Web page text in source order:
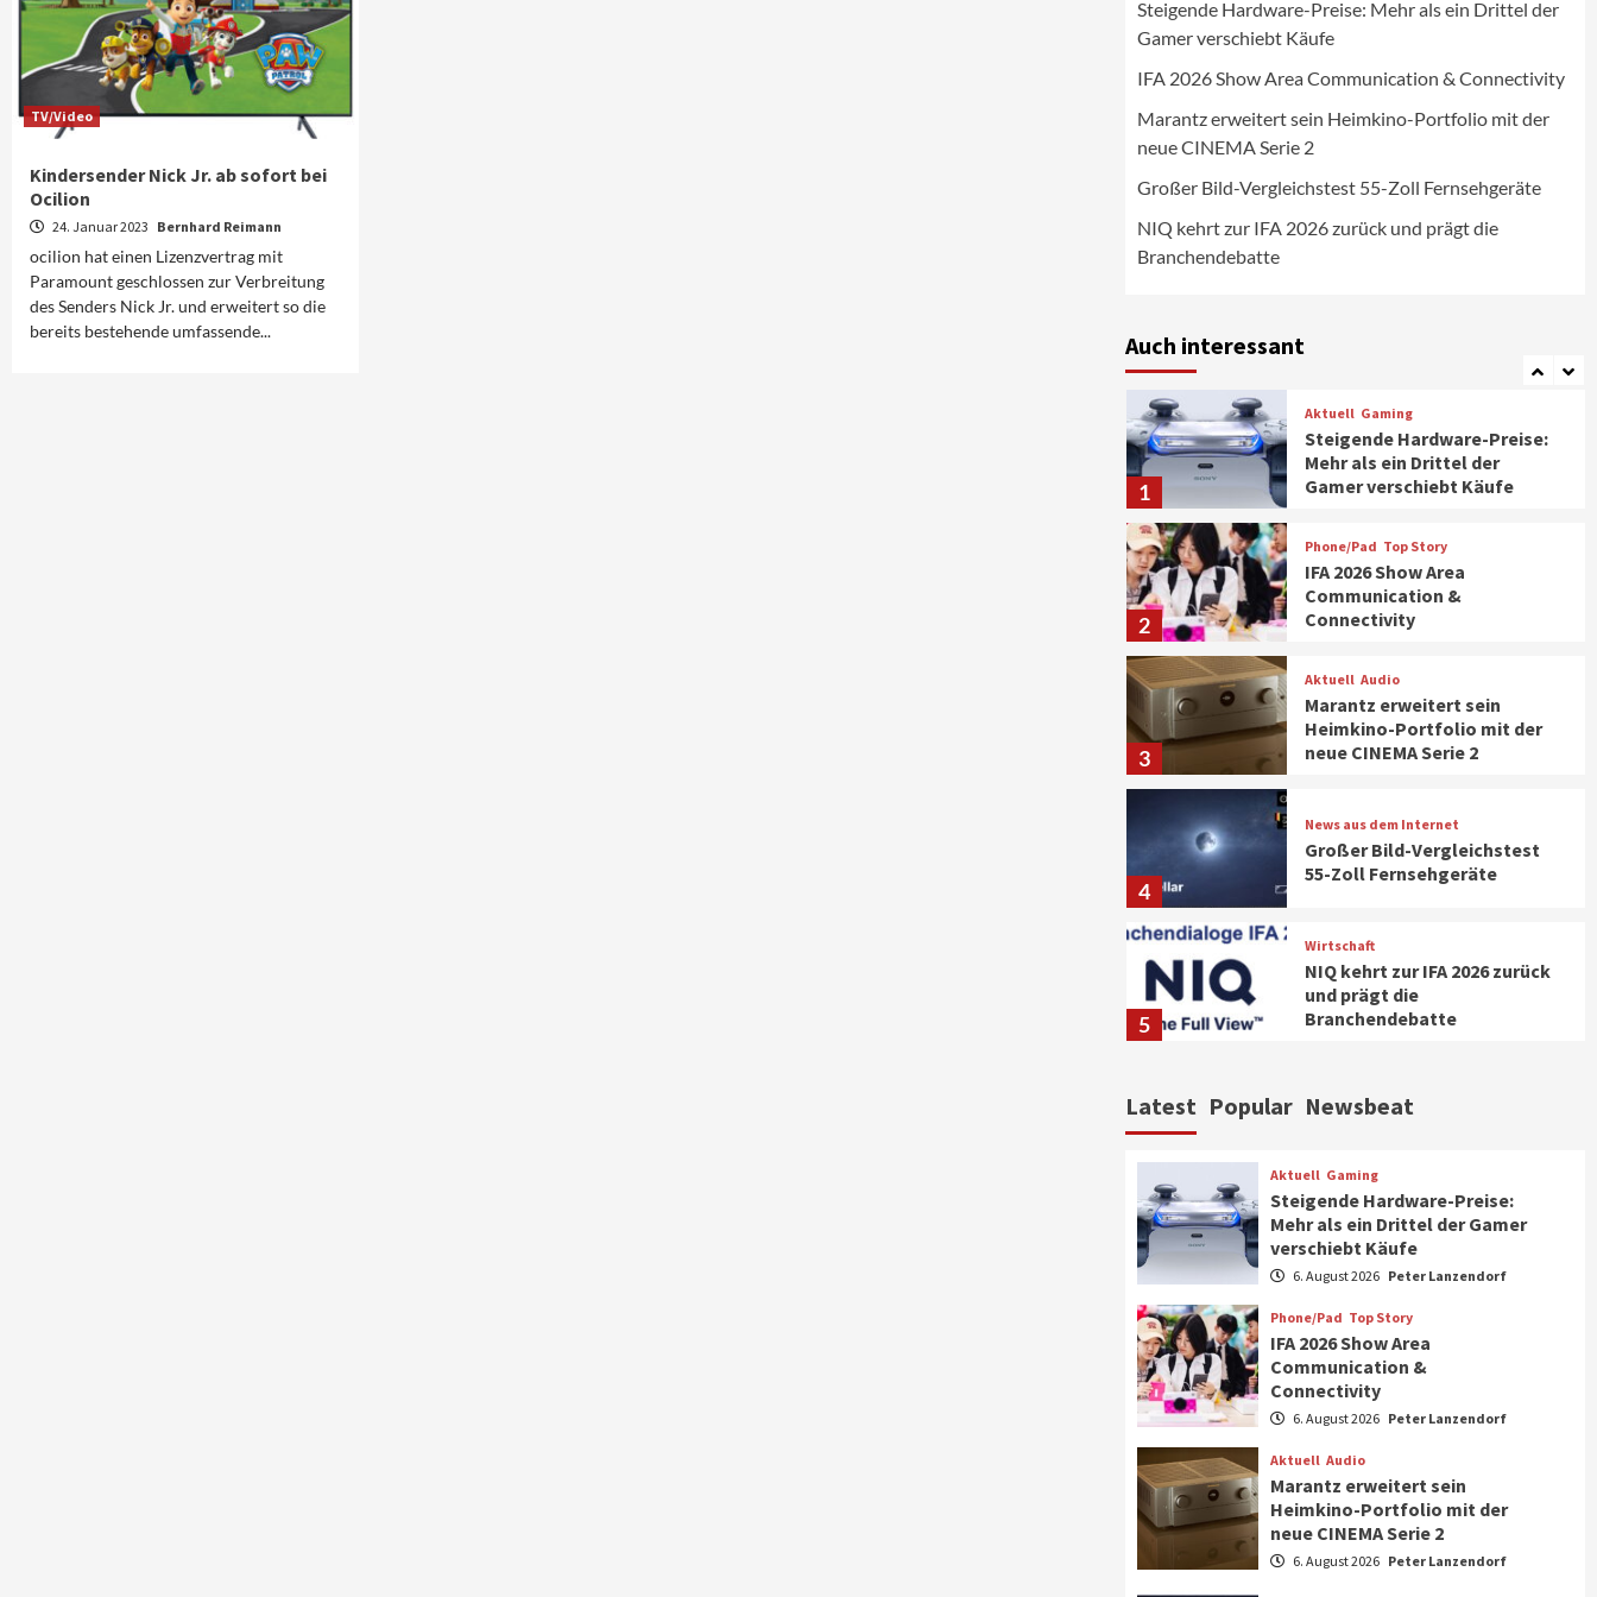
TV/Video
Kindersender Nick Jr. ab sofort bei
Ocilion
24. Januar 2023 Bernhard Reimann
ocilion hat einen Lizenzvertrag mit
Paramount geschlossen zur Verbreitung
des Senders Nick Jr. und erweitert so die
bereits bestehende umfassende...
Steigende Hardware-Preise: Mehr als ein Drittel der
Gamer verschiebt Käufe
IFA 2026 Show Area Communication & Connectivity
Marantz erweitert sein Heimkino-Portfolio mit der
neue CINEMA Serie 2
Großer Bild-Vergleichstest 55-Zoll Fernsehgeräte
NIQ kehrt zur IFA 2026 zurück und prägt die
Branchendebatte
Auch interessant
5
Wirtschaft
NIQ kehrt zur IFA 2026 zurück
Branchendebatte
6
Aktuell
in strategisch wichtigen
Märkten aus
7
Ventilatoren
1
Aktuell Gaming
Steigende Hardware-Preise:
Mehr als ein Drittel der
Gamer verschiebt Käufe
2
Phone/Pad Top Story
IFA 2026 Show Area
Communication &
Connectivity
3
Aktuell Audio
Marantz erweitert sein
Heimkino-Portfolio mit der
neue CINEMA Serie 2
4
News aus dem Internet
Großer Bild-Vergleichstest
55-Zoll Fernsehgeräte
5
Wirtschaft
NIQ kehrt zur IFA 2026 zurück
und prägt die
Branchendebatte
6
CHERRY baut Vertriebsteam
7
Smart Living Top Story
Verbraucher setzen immer
mehr auf Klimageräte und
Ventilatoren
1
Aktuell Gaming
Steigende Hardware-Preise:
Mehr als ein Drittel der
Gamer verschiebt Käufe
Phone/Pad Top Story
IFA 2026 Show Area
Communication &
Connectivity
Latest Popular Newsbeat
Aktuell Gaming
Steigende Hardware-Preise:
Mehr als ein Drittel der Gamer
verschiebt Käufe
6. August 2026 Peter Lanzendorf
Phone/Pad Top Story
IFA 2026 Show Area
Communication &
Connectivity
6. August 2026 Peter Lanzendorf
Aktuell Audio
Marantz erweitert sein
Heimkino-Portfolio mit der
neue CINEMA Serie 2
6. August 2026 Peter Lanzendorf